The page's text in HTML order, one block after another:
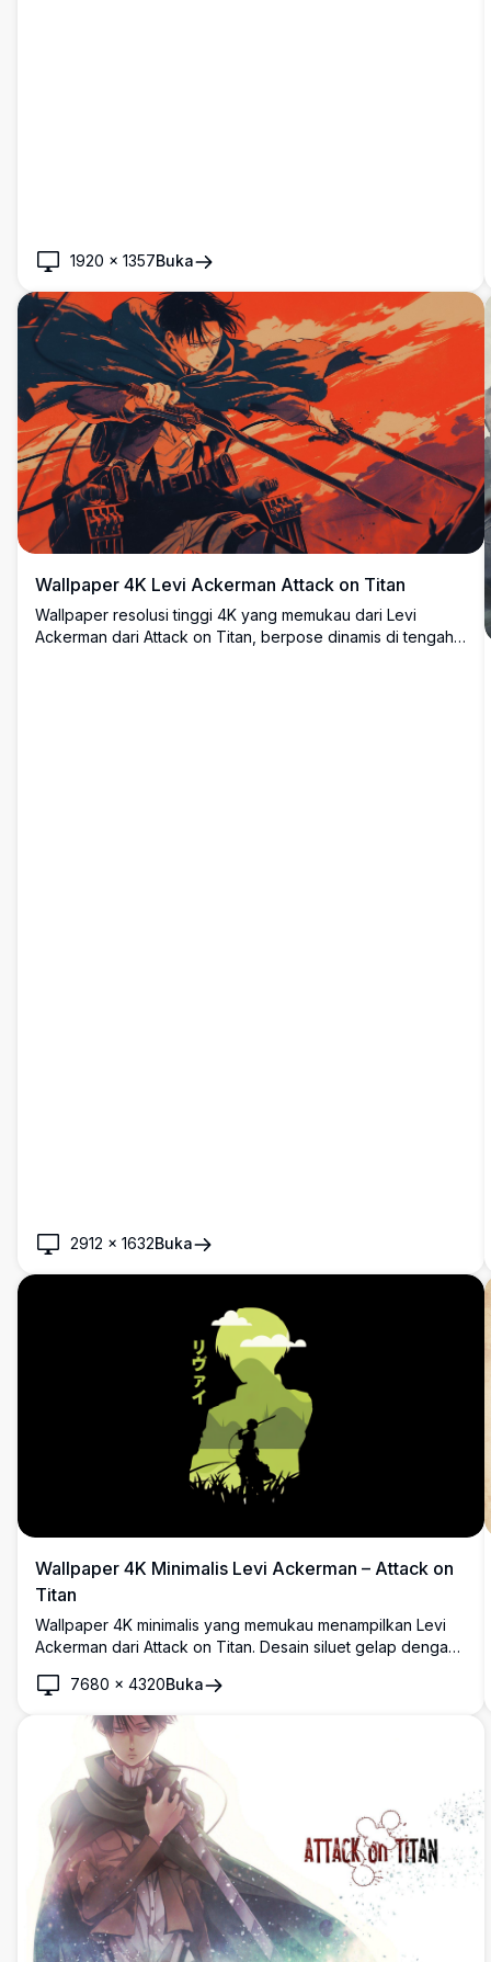
1920 × 1357Buka
Wallpaper 4K Levi Ackerman Attack on Titan
Wallpaper resolusi tinggi 4K yang memukau dari Levi
Ackerman dari Attack on Titan, berpose dinamis di tengah
2912 × 1632Buka
Wallpaper 4K Minimalis Levi Ackerman – Attack on
Titan
Wallpaper 4K minimalis yang memukau menampilkan Levi
Ackerman dari Attack on Titan. Desain siluet gelap dengan
dikelilingi pemandangan indah dalam bentuk profil
ikoniknya.
7680 × 4320Buka